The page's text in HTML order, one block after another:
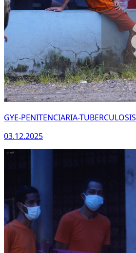
GYE-PENITENCIARIA-TUBERCULOSIS
03.12.2025